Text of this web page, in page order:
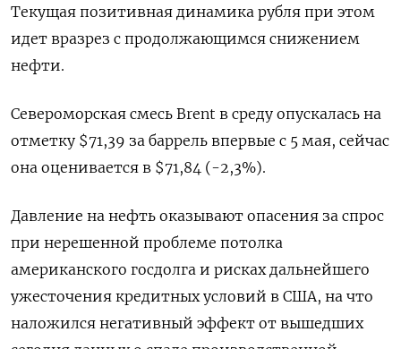
Текущая позитивная динамика рубля при этом
идет вразрез с продолжающимся снижением
нефти.
Североморская смесь Brent в среду опускалась на
отметку $71,39 за баррель впервые с 5 мая, сейчас
она оценивается в $71,84 (-2,3%).
Давление на нефть оказывают опасения за спрос
при нерешенной проблеме потолка
американского госдолга и рисках дальнейшего
ужесточения кредитных условий в США, на что
наложился негативный эффект от вышедших